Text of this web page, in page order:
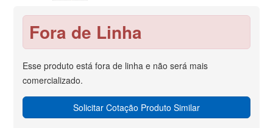
Fora de Linha
Esse produto está fora de linha e não será mais
comercializado.
Solicitar Cotação Produto Similar